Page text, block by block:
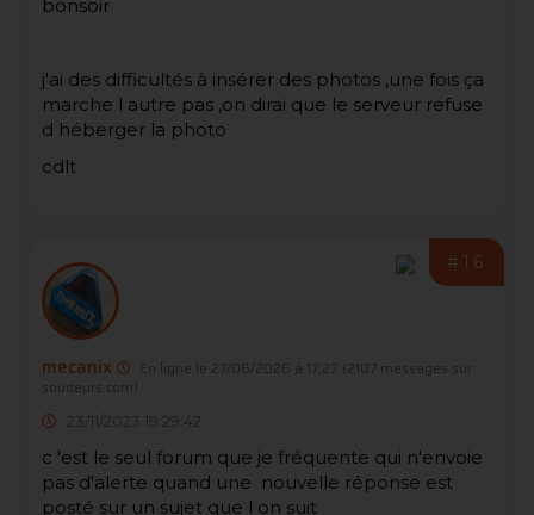
bonsoir
j'ai des difficultés à insérer des photos ,une fois ça
marche l autre pas ,on dirai que le serveur refuse
d héberger la photo
cdlt
#16
mecanix En ligne le 27/06/2026 à 17:27 (2107 messages sur
soudeurs.com)
23/11/2023 19:29:42
c 'est le seul forum que je fréquente qui n'envoie
pas d'alerte quand une nouvelle réponse est
posté sur un sujet que l on suit